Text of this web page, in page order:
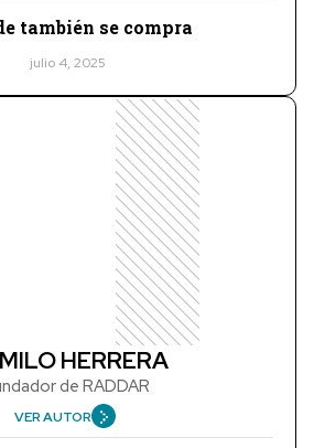
también se compra
julio 4, 2025
HERRERA
de RADDAR
VER AUTOR